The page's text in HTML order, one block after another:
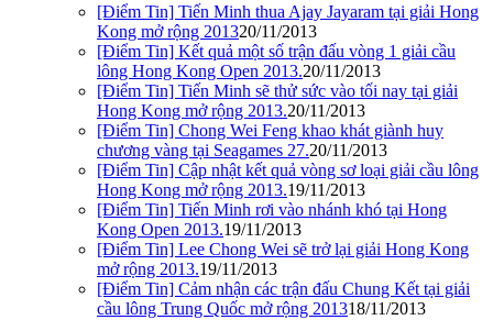
[Điểm Tin] Tiến Minh thua Ajay Jayaram tại giải Hong
Kong mở rộng 201320/11/2013
[Điểm Tin] Kết quả một số trận đấu vòng 1 giải cầu
lông Hong Kong Open 2013.20/11/2013
[Điểm Tin] Tiến Minh sẽ thử sức vào tối nay tại giải
Hong Kong mở rộng 2013.20/11/2013
[Điểm Tin] Chong Wei Feng khao khát giành huy
chương vàng tại Seagames 27.20/11/2013
[Điểm Tin] Cập nhật kết quả vòng sơ loại giải cầu lông
Hong Kong mở rộng 2013.19/11/2013
[Điểm Tin] Tiến Minh rơi vào nhánh khó tại Hong
Kong Open 2013.19/11/2013
[Điểm Tin] Lee Chong Wei sẽ trở lại giải Hong Kong
mở rộng 2013.19/11/2013
[Điểm Tin] Cảm nhận các trận đấu Chung Kết tại giải
cầu lông Trung Quốc mở rộng 201318/11/2013